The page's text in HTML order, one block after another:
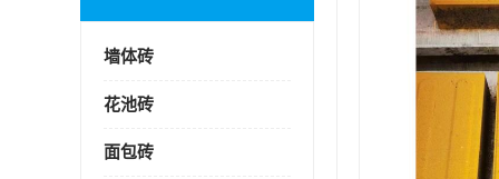
墙体砖
花池砖
面包砖